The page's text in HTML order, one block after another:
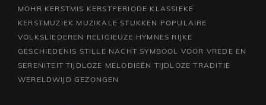
MOHR KERSTMIS KERSTPERIODE KLASSIEKE
KERSTMUZIEK MUZIKALE STUKKEN POPULAIRE
VOLKSLIEDEREN RELIGIEUZE HYMNES RIJKE
GESCHIEDENIS STILLE NACHT SYMBOOL VOOR VREDE EN
SERENITEIT TIJDLOZE MELODIEËN TIJDLOZE TRADITIE
WERELDWIJD GEZONGEN